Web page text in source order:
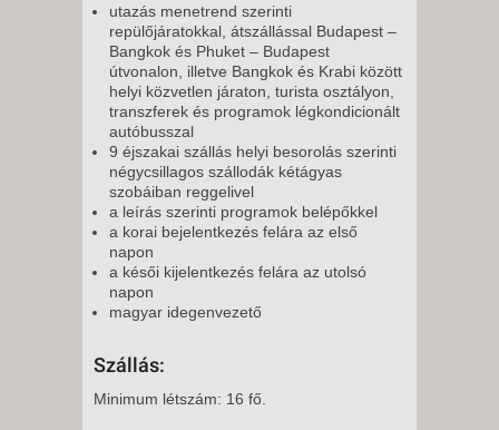
utazás menetrend szerinti
repülőjáratokkal, átszállással Budapest –
Bangkok és Phuket – Budapest
útvonalon, illetve Bangkok és Krabi között
helyi közvetlen járaton, turista osztályon,
transzferek és programok légkondicionált
autóbusszal
9 éjszakai szállás helyi besorolás szerinti
négycsillagos szállodák kétágyas
szobáiban reggelivel
a leírás szerinti programok belépőkkel
a korai bejelentkezés felára az első
napon
a késői kijelentkezés felára az utolsó
napon
magyar idegenvezető
Szállás:
Minimum létszám: 16 fő.